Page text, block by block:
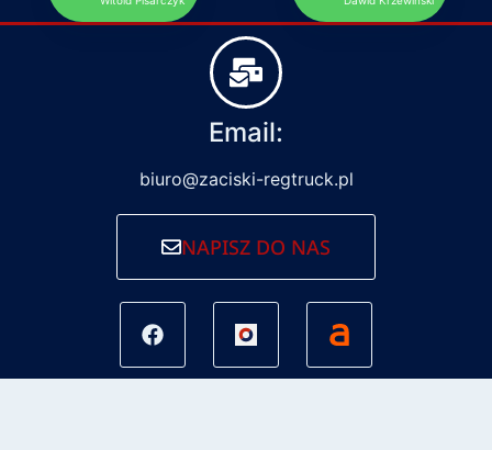
Email:
biuro@zaciski-regtruck.pl
NAPISZ DO NAS